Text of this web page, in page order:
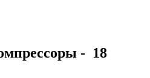
- 18